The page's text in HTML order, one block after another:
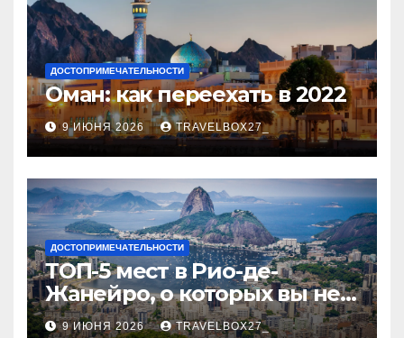
ДОСТОПРИМЕЧАТЕЛЬНОСТИ
Оман: как переехать в 2022
9 ИЮНЯ 2026 TRAVELBOX27_
ДОСТОПРИМЕЧАТЕЛЬНОСТИ
ТОП-5 мест в Рио-де-
Жанейро, о которых вы не
знали
9 ИЮНЯ 2026 TRAVELBOX27_